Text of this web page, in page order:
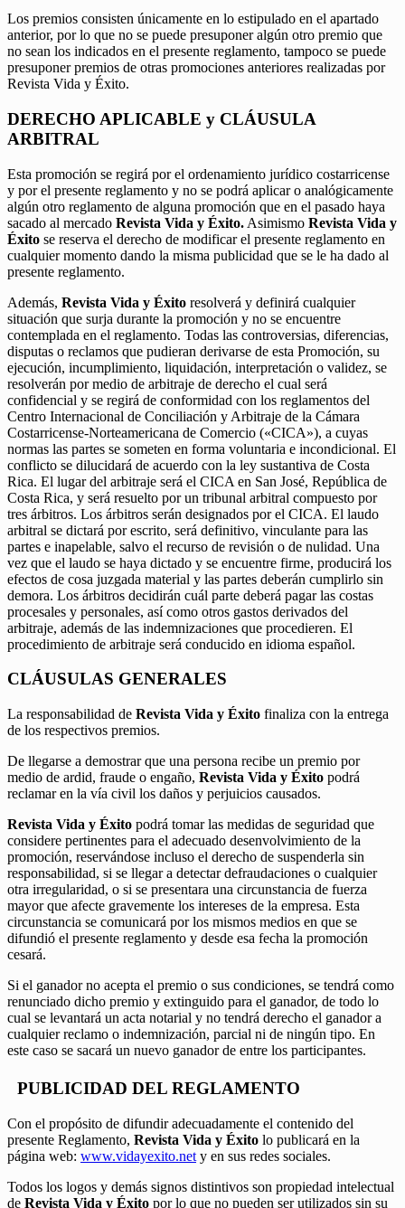
Los premios consisten únicamente en lo estipulado en el apartado
anterior, por lo que no se puede presuponer algún otro premio que
no sean los indicados en el presente reglamento, tampoco se puede
presuponer premios de otras promociones anteriores realizadas por
Revista Vida y Éxito.
DERECHO APLICABLE y CLÁUSULA
ARBITRAL
Esta promoción se regirá por el ordenamiento jurídico costarricense
y por el presente reglamento y no se podrá aplicar o analógicamente
algún otro reglamento de alguna promoción que en el pasado haya
sacado al mercado Revista Vida y Éxito. Asimismo Revista Vida y
Éxito se reserva el derecho de modificar el presente reglamento en
cualquier momento dando la misma publicidad que se le ha dado al
presente reglamento.
Además, Revista Vida y Éxito resolverá y definirá cualquier
situación que surja durante la promoción y no se encuentre
contemplada en el reglamento. Todas las controversias, diferencias,
disputas o reclamos que pudieran derivarse de esta Promoción, su
ejecución, incumplimiento, liquidación, interpretación o validez, se
resolverán por medio de arbitraje de derecho el cual será
confidencial y se regirá de conformidad con los reglamentos del
Centro Internacional de Conciliación y Arbitraje de la Cámara
Costarricense-Norteamericana de Comercio («CICA»), a cuyas
normas las partes se someten en forma voluntaria e incondicional. El
conflicto se dilucidará de acuerdo con la ley sustantiva de Costa
Rica. El lugar del arbitraje será el CICA en San José, República de
Costa Rica, y será resuelto por un tribunal arbitral compuesto por
tres árbitros. Los árbitros serán designados por el CICA. El laudo
arbitral se dictará por escrito, será definitivo, vinculante para las
partes e inapelable, salvo el recurso de revisión o de nulidad. Una
vez que el laudo se haya dictado y se encuentre firme, producirá los
efectos de cosa juzgada material y las partes deberán cumplirlo sin
demora. Los árbitros decidirán cuál parte deberá pagar las costas
procesales y personales, así como otros gastos derivados del
arbitraje, además de las indemnizaciones que procedieren. El
procedimiento de arbitraje será conducido en idioma español.
CLÁUSULAS GENERALES
La responsabilidad de Revista Vida y Éxito finaliza con la entrega
de los respectivos premios.
De llegarse a demostrar que una persona recibe un premio por
medio de ardid, fraude o engaño, Revista Vida y Éxito podrá
reclamar en la vía civil los daños y perjuicios causados.
Revista Vida y Éxito podrá tomar las medidas de seguridad que
considere pertinentes para el adecuado desenvolvimiento de la
promoción, reservándose incluso el derecho de suspenderla sin
responsabilidad, si se llegar a detectar defraudaciones o cualquier
otra irregularidad, o si se presentara una circunstancia de fuerza
mayor que afecte gravemente los intereses de la empresa. Esta
circunstancia se comunicará por los mismos medios en que se
difundió el presente reglamento y desde esa fecha la promoción
cesará.
Si el ganador no acepta el premio o sus condiciones, se tendrá como
renunciado dicho premio y extinguido para el ganador, de todo lo
cual se levantará un acta notarial y no tendrá derecho el ganador a
cualquier reclamo o indemnización, parcial ni de ningún tipo. En
este caso se sacará un nuevo ganador de entre los participantes.
PUBLICIDAD DEL REGLAMENTO
Con el propósito de difundir adecuadamente el contenido del
presente Reglamento, Revista Vida y Éxito lo publicará en la
página web: www.vidayexito.net y en sus redes sociales.
Todos los logos y demás signos distintivos son propiedad intelectual
de Revista Vida y Éxito por lo que no pueden ser utilizados sin su